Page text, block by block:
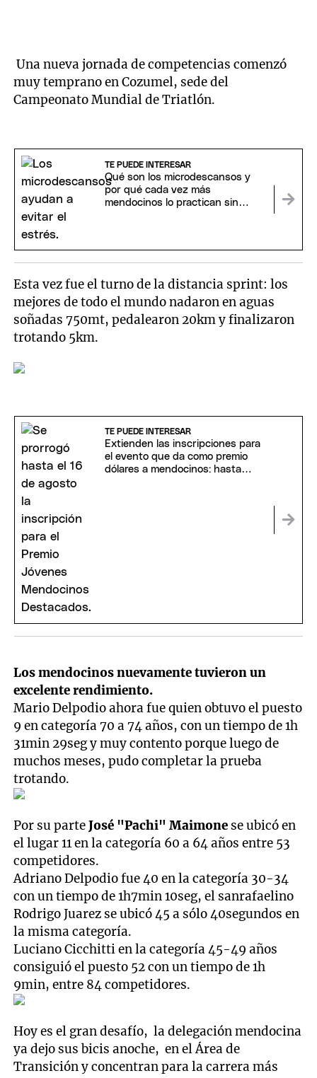
Una nueva jornada de competencias comenzó
muy temprano en Cozumel, sede del
Campeonato Mundial de Triatlón.
TE PUEDE INTERESAR
Qué son los microdescansos y
por qué cada vez más
mendocinos lo practican sin
Esta vez fue el turno de la distancia sprint: los
mejores de todo el mundo nadaron en aguas
soñadas 750mt, pedalearon 20km y finalizaron
trotando 5km.
TE PUEDE INTERESAR
Extienden las inscripciones para
el evento que da como premio
dólares a mendocinos: hasta
Los mendocinos nuevamente tuvieron un
excelente rendimiento.
Mario Delpodio ahora fue quien obtuvo el puesto
9 en categoría 70 a 74 años, con un tiempo de 1h
31min 29seg y muy contento porque luego de
muchos meses, pudo completar la prueba
trotando.
Por su parteJosé "Pachi" Maimone se ubicó en
el lugar 11 en la categoría 60 a 64 años entre 53
competidores.
Adriano Delpodio fue 40 en la categoría 30-34
con un tiempo de 1h7min 10seg, el sanrafaelino
Rodrigo Juarez se ubicó 45 a sólo 40segundos en
la misma categoría.
Luciano Cicchitti en la categoría 45-49 años
consiguió el puesto 52 con un tiempo de 1h
9min, entre 84 competidores.
Hoy es el gran desafío, la delegación mendocina
ya dejo sus bicis anoche, en el Área de
Transición y concentran para la carrera más